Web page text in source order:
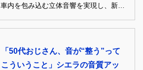
内を包み込む立体音響を実現し、新時
案する。
「50代おじさん、音が“整う”って
こういうこと」シエラの音質アッ